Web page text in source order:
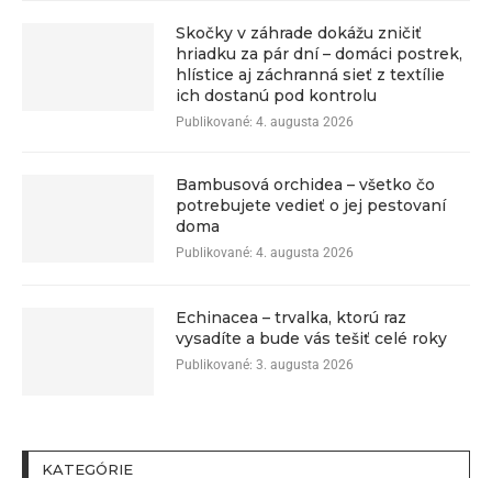
Skočky v záhrade dokážu zničiť
hriadku za pár dní – domáci postrek,
hlístice aj záchranná sieť z textílie
ich dostanú pod kontrolu
Publikované: 4. augusta 2026
Bambusová orchidea – všetko čo
potrebujete vedieť o jej pestovaní
doma
Publikované: 4. augusta 2026
Echinacea – trvalka, ktorú raz
vysadíte a bude vás tešiť celé roky
Publikované: 3. augusta 2026
KATEGÓRIE